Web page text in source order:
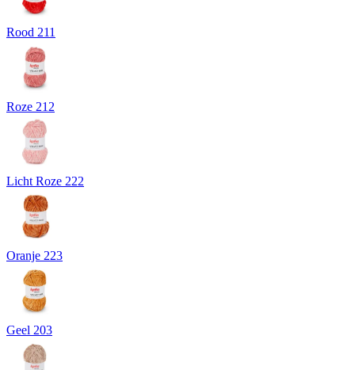
Rood 211
Roze 212
Licht Roze 222
Oranje 223
Geel 203